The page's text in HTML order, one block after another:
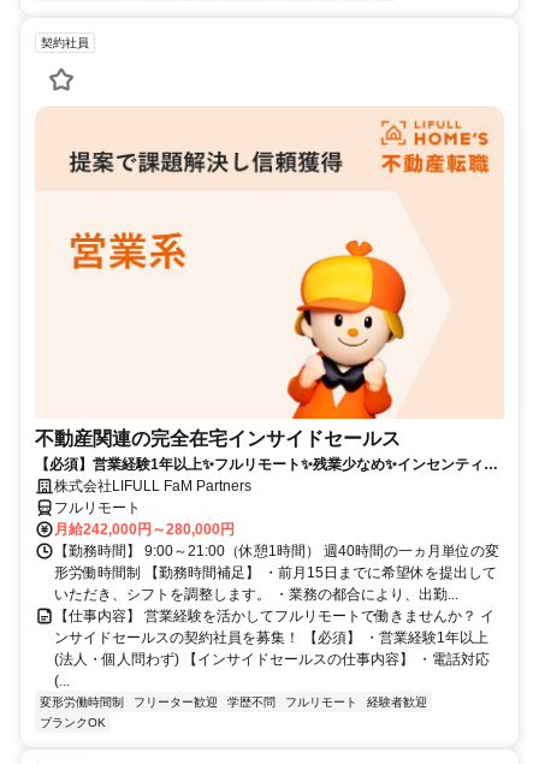
契約社員
不動産関連の完全在宅インサイドセールス
【必須】営業経験1年以上✨フルリモート✨残業少なめ✨インセンティブ
有 株式会社LIFULL FaM Partners
フルリモート
月給242,000円～280,000円
【勤務時間】 9:00～21:00（休憩1時間） 週40時間の一ヵ月単位の変
形労働時間制 【勤務時間補足】 ・前月15日までに希望休を提出して
いただき、シフトを調整します。 ・業務の都合により、出勤...
【仕事内容】 営業経験を活かしてフルリモートで働きませんか？ イ
ンサイドセールスの契約社員を募集！ 【必須】 ・営業経験1年以上
(法人・個人問わず) 【インサイドセールスの仕事内容】 ・電話対応
(...
変形労働時間制 フリーター歓迎 学歴不問 フルリモート
経験者歓迎
ブランクOK